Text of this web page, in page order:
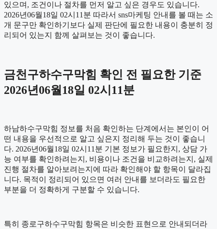
있으며, 조건이나 절차를 먼저 알고 싶은 경우도 있습니다.
2026년06월18일 02시11분 따라서 sns마케팅 안내를 볼 때는 소
개 문구만 확인하기보다 실제 판단에 필요한 내용이 충분히 정
리되어 있는지 함께 살펴보는 것이 좋습니다.
금천구하수구막힘 확인 전 필요한 기준
2026년06월18일 02시11분
하남하수구막힘 정보를 처음 확인하는 단계에서는 본인이 어
떤 내용을 우선적으로 알고 싶은지 정리해 두는 것이 좋습니
다. 2026년06월18일 02시11분 기본 정보가 필요한지, 상담 가
능 여부를 확인하려는지, 비용이나 조건을 비교하려는지, 실제
진행 절차를 알아보려는지에 따라 확인해야 할 항목이 달라집
니다. 목적이 정리되어 있으면 여러 안내를 보더라도 필요한
부분을 더 정확하게 구분할 수 있습니다.
특히 종로구하수구막힘 항목은 비슷한 표현으로 안내되더라